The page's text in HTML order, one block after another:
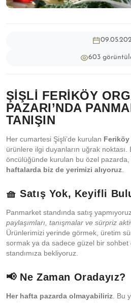
603
ŞIŞLI FERIKÖY
PAZARI’NDA
TANIŞIN
Her cumartesi Şişli’de kurulan Feriköy
ürünlere ilgi duyanların uğrak noktası.
öncülüğünde kurulan bu özel pazarda,
haftalarda biz de yerimizi alıyoruz
🧺 Satış Yok, Keyifli
Panmarket standında satış
paylaşımları, tanışmalar ve sürpriz
Ürünlerimizi yerinde görmek, üretim
sormak ya da sadece güzel bir
standımıza bekliyoruz.
📢 Ne Zaman Oradayız?
Her hafta pazarda olmayabiliriz . Bu